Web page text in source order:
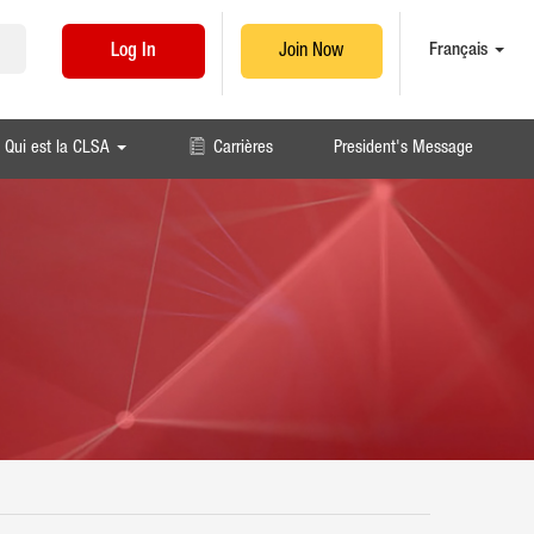
Log In Join Now Français
Qui est la CLSA Carrières President's Message